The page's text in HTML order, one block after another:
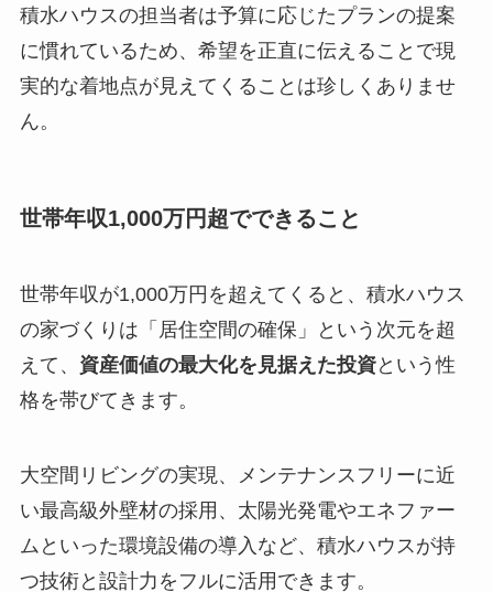
積水ハウスの担当者は予算に応じたプランの提案
に慣れているため、希望を正直に伝えることで現
実的な着地点が見えてくることは珍しくありませ
ん。
世帯年収1,000万円超でできること
世帯年収が1,000万円を超えてくると、積水ハウス
の家づくりは「居住空間の確保」という次元を超
えて、 資産価値の最大化を見据えた投資という性
格を帯びてきます。
大空間リビングの実現、メンテナンスフリーに近
い最高級外壁材の採用、太陽光発電やエネファー
ムといった環境設備の導入など、積水ハウスが持
つ技術と設計力をフルに活用できます。